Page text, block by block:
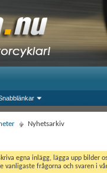
Nyhetsarkiv
egna inlägg, lägga upp
vanligaste frågorna och svaren i